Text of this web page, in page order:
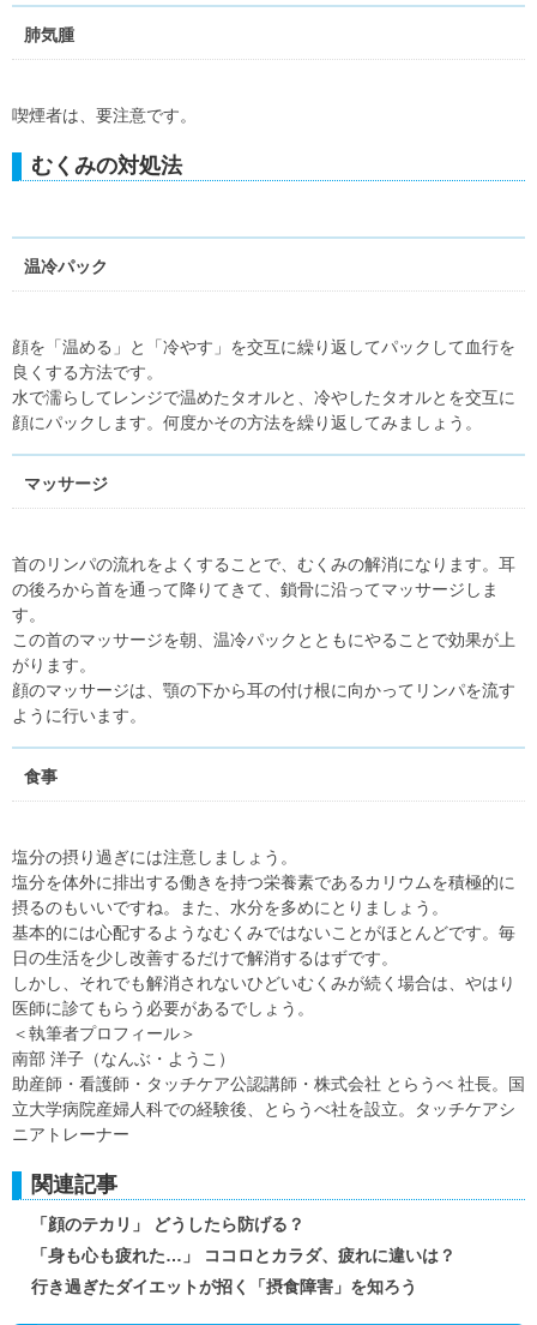
肺気腫
喫煙者は、要注意です。
むくみの対処法
温冷パック
顔を「温める」と「冷やす」を交互に繰り返してパックして血行を
良くする方法です。
水で濡らしてレンジで温めたタオルと、冷やしたタオルとを交互に
顔にパックします。何度かその方法を繰り返してみましょう。
マッサージ
首のリンパの流れをよくすることで、むくみの解消になります。耳
の後ろから首を通って降りてきて、鎖骨に沿ってマッサージしま
す。
この首のマッサージを朝、温冷パックとともにやることで効果が上
がります。
顔のマッサージは、顎の下から耳の付け根に向かってリンパを流す
ように行います。
食事
塩分の摂り過ぎには注意しましょう。
塩分を体外に排出する働きを持つ栄養素であるカリウムを積極的に
摂るのもいいですね。また、水分を多めにとりましょう。
基本的には心配するようなむくみではないことがほとんどです。毎
日の生活を少し改善するだけで解消するはずです。
しかし、それでも解消されないひどいむくみが続く場合は、やはり
医師に診てもらう必要があるでしょう。
＜執筆者プロフィール＞
南部 洋子（なんぶ・ようこ）
助産師・看護師・タッチケア公認講師・株式会社 とらうべ 社長。国
立大学病院産婦人科での経験後、とらうべ社を設立。タッチケアシ
ニアトレーナー
関連記事
「顔のテカリ」 どうしたら防げる？
「身も心も疲れた…」 ココロとカラダ、疲れに違いは？
行き過ぎたダイエットが招く「摂食障害」を知ろう